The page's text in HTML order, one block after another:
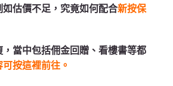
估價不足，究竟如何配合新按保
當中包括佣金回贈、看樓書等都
按這裡前往。